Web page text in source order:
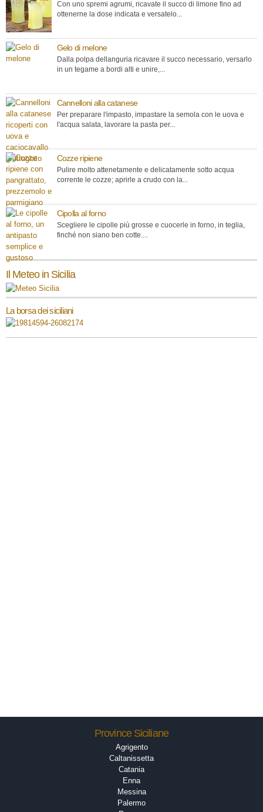
Con uno spremi agrumi, ricavate il succo di limone fino ad
ottenerne la dose indicata e versatelo...
Gelo di melone
Dalla polpa dellanguria ricavare il succo necessario, versarlo
in un tegame a bordi alti e unire,...
Cannelloni alla catanese
Per preparare l'impasto, impastare la semola con le uova e
l'acqua salata, lavorare la pasta per...
Cozze ripiene
Pulire molto attenetamente e delicatamente sotto acqua
corrente le cozze; aprirle a crudo con la...
Cipolla al forno
Scegliere le cipolle più grosse e cuocerle in forno, in teglia,
finché non siano ben cotte....
Il Meteo in Sicilia
La borsa dei siciliani
Province Siciliane
Agrigento
Caltanissetta
Catania
Enna
Messina
Palermo